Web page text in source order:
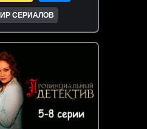
СЕРИАЛОВ